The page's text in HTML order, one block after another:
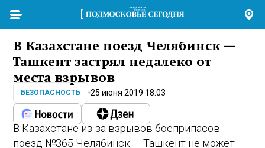
В Казахстане поезд Челябинск —
Ташкент застрял недалеко от
места взрывов
БЕЗОПАСНОСТЬ 25 июня 2019 18:03
В Казахстане из-за взрывов боеприпасов
поезд №365 Челябинск — Ташкент не может